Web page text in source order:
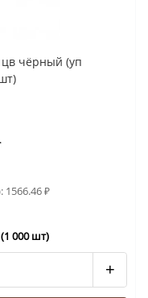
чёрный (уп
1566.46₽
000 шт)
+